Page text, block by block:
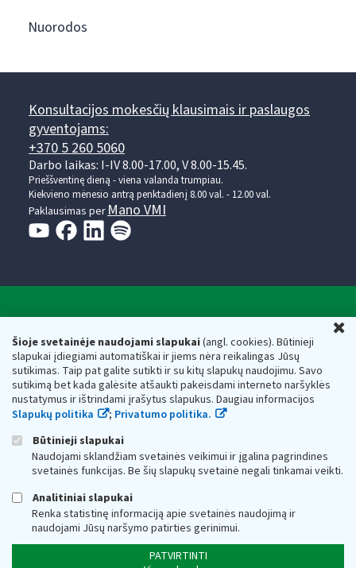
Šioje svetainėje naudojami slapukai(angl. cookies). Būtinieji
slapukai įdiegiami automatiškai ir jiems nėra reikalingas Jūsų
sutikimas. Taip pat galite sutikti ir su kitų slapukų naudojimu. Savo
sutikimą bet kada galėsite atšaukti pakeisdami interneto naršyklės
nustatymus ir ištrindami įrašytus slapukus. Daugiau informacijos
Slapukų politika
; Privatumo politika.
Būtinieji slapukai
Naudojami sklandžiam svetainės veikimui ir įgalina pagrindines
svetainės funkcijas. Be šių slapukų svetainė negali tinkamai veikti.
Analitiniai slapukai
Renka statistinę informaciją apie svetainės naudojimą ir
naudojami Jūsų naršymo patirties gerinimui.
PATVIRTINTI
Nuorodos
Konsultacijos mokesčių klausimais ir paslaugos
gyventojams:
+370 5 260 5060
Darbo laikas: I-IV 8.00-17.00, V 8.00-15.45.
Prieššventinę dieną - viena valanda trumpiau.
Kiekvieno mėnesio antrą penktadienį 8.00 val. - 12.00 val.
Paklausimas per Mano VMI
Respublikos finansų ministerijos
Biudžetinė įstaiga. Juridinio asmens kodas — 188659752,
adresas: Vasario 16-osios g. 14, 01107 Vilnius, Lietuva, el.paštas:
vmi@vmi.lt, E. pristatymo dėžutės adresas 188659752
Duomenys apie Valstybinę mokesčių inspekciją prie Lietuvos
Respublikos finansų ministerijos kaupiami ir saugomi Juridinių